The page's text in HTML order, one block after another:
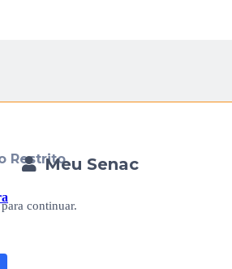
Meu Senac
Restrito
continuar.